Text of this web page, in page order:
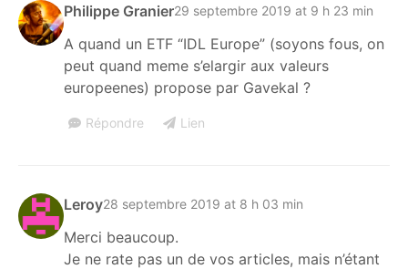
Philippe Granier29 septembre 2019 at 9 h 23 min
A quand un ETF “IDL Europe” (soyons fous, on
peut quand meme s’elargir aux valeurs
europeenes) propose par Gavekal ?
Répondre Lien
Leroy28 septembre 2019 at 8 h 03 min
Merci beaucoup.
Je ne rate pas un de vos articles, mais n’étant